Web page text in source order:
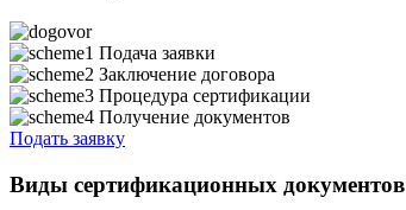
Подача заявки
Заключение договора
Процедура сертификации
Получение документов
Подать заявку
Виды сертификационных документов